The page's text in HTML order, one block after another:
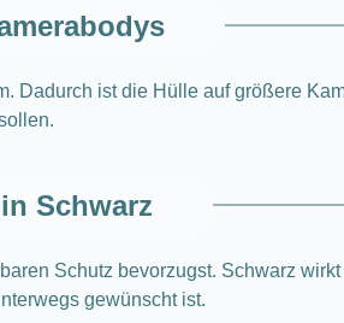
Dadurch ist die Hülle auf größere
Schwarz
Schutz bevorzugst. Schwarz
gewünscht ist.